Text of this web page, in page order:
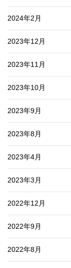
2024年2月
2023年12月
2023年11月
2023年10月
2023年9月
2023年8月
2023年4月
2023年3月
2022年12月
2022年9月
2022年8月